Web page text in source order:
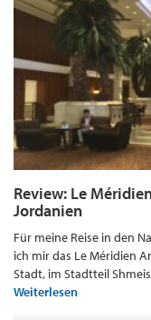
Review: Le
Jordanien
Für meine Reise in den
ich mir das Le Méridien
Stadt, im Stadtteil
Weiterlesen